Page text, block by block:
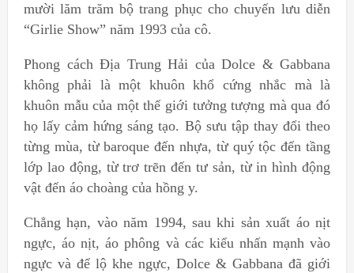
mười lăm trăm bộ trang phục cho chuyến lưu diễn
“Girlie Show” năm 1993 của cô.
Phong cách Địa Trung Hải của Dolce & Gabbana
không phải là một khuôn khổ cứng nhắc mà là
khuôn mẫu của một thế giới tưởng tượng mà qua đó
họ lấy cảm hứng sáng tạo. Bộ sưu tập thay đổi theo
từng mùa, từ baroque đến nhựa, từ quý tộc đến tầng
lớp lao động, từ trơ trẽn đến tư sản, từ in hình động
vật đến áo choàng của hồng y.
Chẳng hạn, vào năm 1994, sau khi sản xuất áo nịt
ngực, áo nịt, áo phông và các kiểu nhấn mạnh vào
ngực và để lộ khe ngực, Dolce & Gabbana đã giới